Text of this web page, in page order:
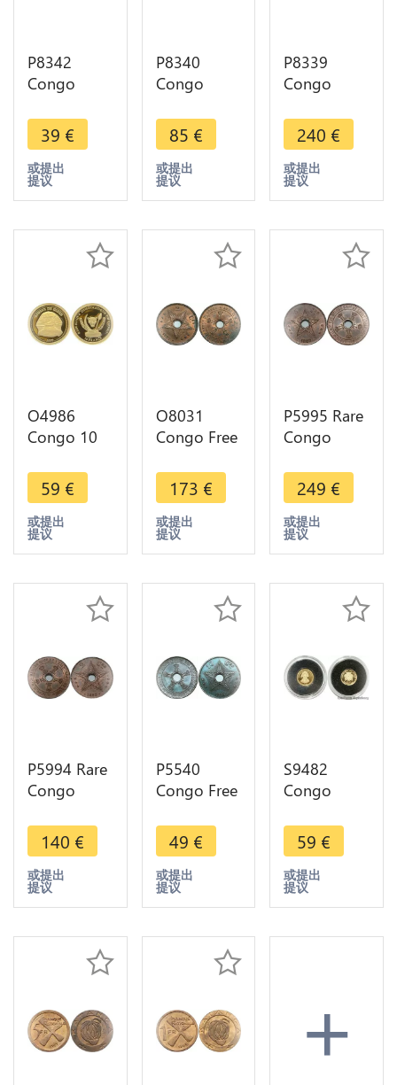
P8342
Congo
Centime
Albert I
1919 UNC -
> M Offer
39 €
或提出
提议
P8340
Congo
Centimes
Leopold II
1888 UNC -
> M Offer
85 €
或提出
提议
P8339
Congo
Centimes
Leopold II
1887 UNC -
> M Offer
240 €
或提出
提议
O4986
Congo 10
Sphinx
Gizeh Egypt
2009 Or
Gold 999%
59 €
或提出
提议
O8031
Congo Free
Centimes
Léopold II
1887 UNC
!!!
173 €
或提出
提议
P5995 Rare
Congo
Centimes
Léopold II
1888 /7
NGC MS65
offer
249 €
或提出
提议
P5994 Rare
Congo
Centimes
Léopold II
1888 NGC
MS64 ->
140 €
或提出
提议
P5540
Congo Free
Centimes
Léopold II
1894 AU +
-> Make
49 €
或提出
提议
S9482
Congo
CFA
Bonaparte
2007 Or
Gold PF BE
Offre
59 €
或提出
提议
+